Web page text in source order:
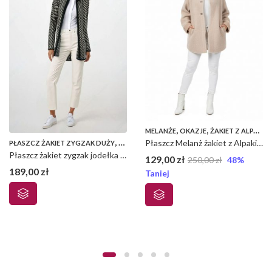
,PŁASZCZE
PŁASZCZ ŻAKIET ZYGZAK DUŻY, PŁASZCZE
Płaszcz żakiet zygzak jodełka duża alpaka prasowana UNI
189,00 zł
MELANŻE, OKAZJE, ŻAKIET Z ALPAKI - CIASTECZKO
Płaszcz Melanż żakiet z Alpaki super promocja kolor ciasteczko
129,00 zł 250,00zł 48%
Taniej